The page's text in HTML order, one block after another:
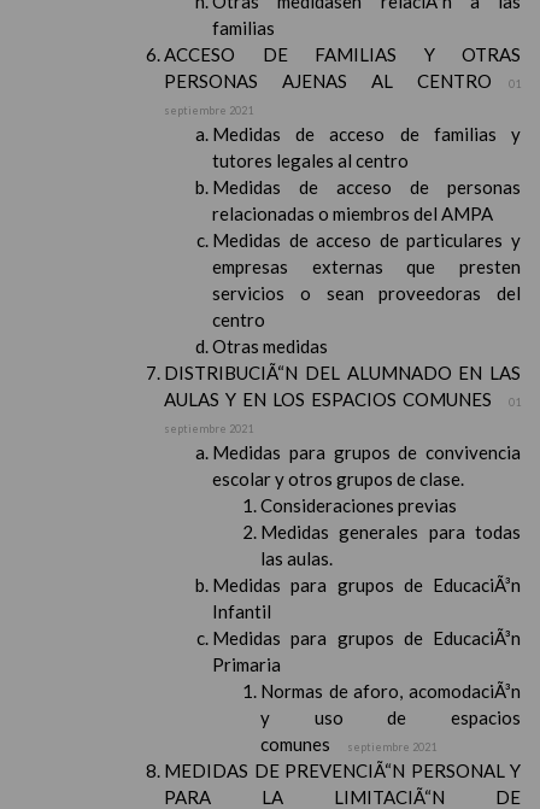
familias
ACCESO DE FAMILIAS Y OTRAS
PERSONAS AJENAS AL CENTRO
01
septiembre 2021
Medidas de acceso de familias y
tutores legales al centro
Medidas de acceso de personas
relacionadas o miembros del AMPA
Medidas de acceso de particulares y
empresas externas que presten
servicios o sean proveedoras del
centro
Otras medidas
DISTRIBUCIÃ“N DEL ALUMNADO EN LAS
AULAS Y EN LOS ESPACIOS COMUNES
01
septiembre 2021
Medidas para grupos de convivencia
escolar y otros grupos de clase.
Consideraciones previas
Medidas generales para todas
las aulas.
Medidas para grupos de EducaciÃ³n
Infantil
Medidas para grupos de EducaciÃ³n
Primaria
Normas de aforo, acomodaciÃ³n
y uso de espacios
comunes
septiembre 2021
MEDIDAS DE PREVENCIÃ“N PERSONAL Y
PARA LA LIMITACIÃ“N DE